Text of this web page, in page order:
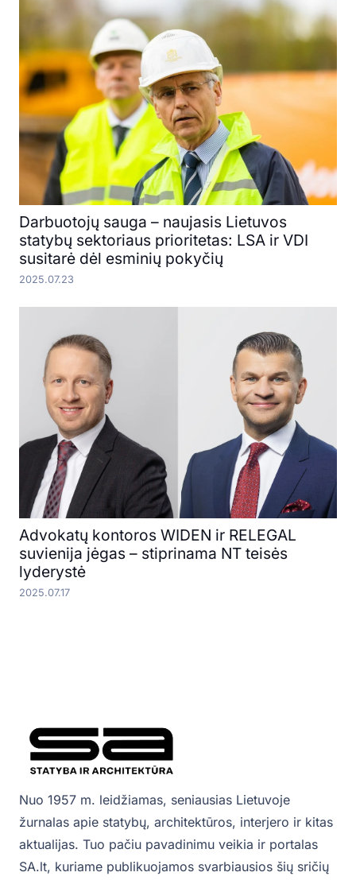
Darbuotojų sauga – naujasis Lietuvos
statybų sektoriaus prioritetas: LSA ir VDI
susitarė dėl esminių pokyčių
2025.07.23
Advokatų kontoros WIDEN ir RELEGAL
suvienija jėgas – stiprinama NT teisės
lyderystė
2025.07.17
Nuo 1957 m. leidžiamas, seniausias Lietuvoje
žurnalas apie statybų, architektūros, interjero ir kitas
aktualijas. Tuo pačiu pavadinimu veikia ir portalas
SA.lt, kuriame publikuojamos svarbiausios šių sričių